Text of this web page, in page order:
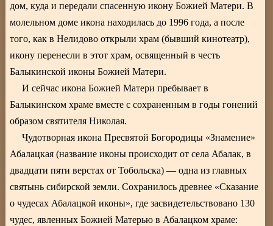
дом, куда и передали спасенную икону Божией Матери. В
молельном доме икона находилась до 1996 года, а после
того, как в Нелидово открыли храм (бывший кинотеатр),
икону перенесли в этот храм, освященный в честь
Балыкинской иконы Божией Матери.
И сейчас икона Божией Матери пребывает в
Балыкинском храме вместе с сохраненным в годы гонений
образом святителя Николая.
Чудотворная икона Пресвятой Богородицы «Знамение»
Абалацкая (название иконы происходит от села Абалак, в
двадцати пяти верстах от Тобольска) — одна из главных
святынь сибирской земли. Сохранилось древнее «Сказание
о чудесах Абалацкой иконы», где засвидетельствовано 130
чудес, явленных Божией Матерью в Абалацком храме: